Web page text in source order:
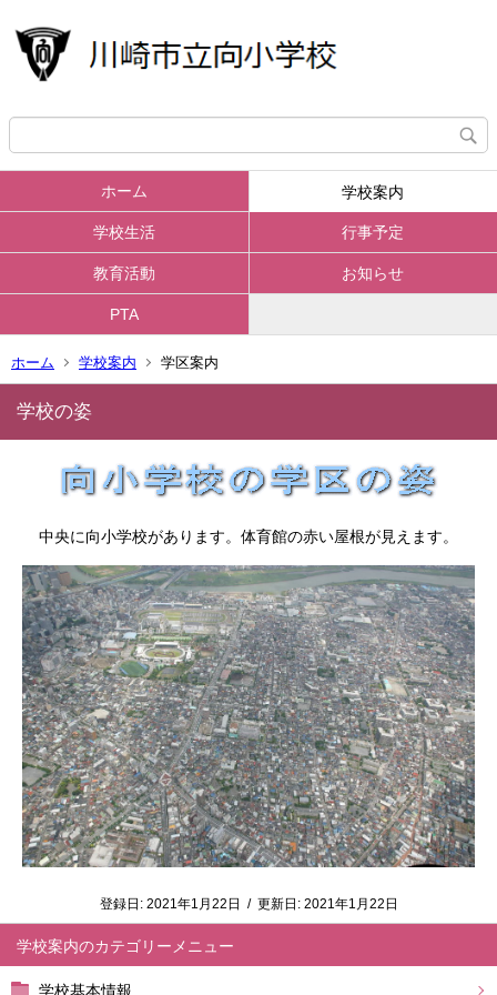
ホーム 学校案内
学校生活 行事予定
教育活動 お知らせ
PTA
ホーム 学校案内 学区案内
学校案内
学校基本情報
学校の姿
中央に向小学校があります。体育館の赤い屋根が見えます。
登録日: 2021年1月22日 / 更新日: 2021年1月22日